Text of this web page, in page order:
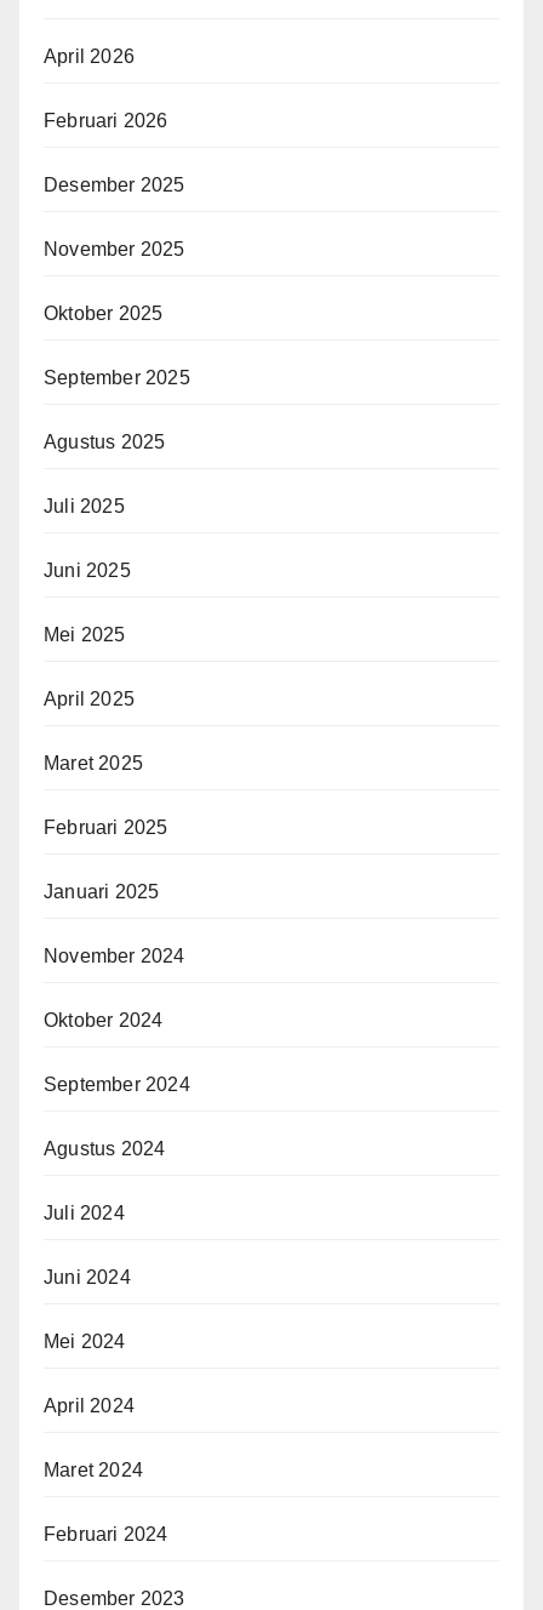
April 2026
Februari 2026
Desember 2025
November 2025
Oktober 2025
September 2025
Agustus 2025
Juli 2025
Juni 2025
Mei 2025
April 2025
Maret 2025
Februari 2025
Januari 2025
November 2024
Oktober 2024
September 2024
Agustus 2024
Juli 2024
Juni 2024
Mei 2024
April 2024
Maret 2024
Februari 2024
Desember 2023